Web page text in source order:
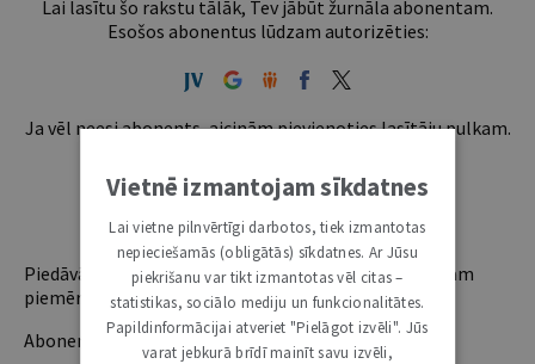
Lai lasītu šo rakstu tālāk, Tev jābūt žurnāla abonentam.
Esošos abonentus lūdzam autorizēties:
Ja vēl neesi abonents, aicinām pievienoties lasītāju pulkam.
ABONĒT
Piedāvājam trīs abonementu veidus. Vienam lietotājam
piemērotākais ir "Mazais" (3, 6 un 12 mēnešiem).
Abonentu ieguvumi:
Vietnē izmantojam sīkdatnes
Lai vietne pilnvērtīgi darbotos, tiek izmantotas
nepieciešamās (obligātās) sīkdatnes. Ar Jūsu
piekrišanu var tikt izmantotas vēl citas –
statistikas, sociālo mediju un funkcionalitātes.
Papildinformācijai atveriet "Pielāgot izvēli". Jūs
varat jebkurā brīdī mainīt savu izvēli,